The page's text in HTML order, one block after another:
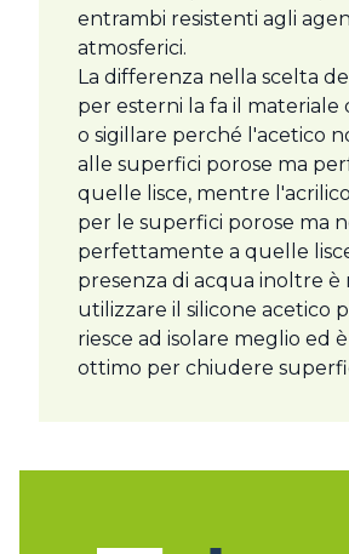
entrambi resistenti agli
atmosferici.
La differenza nella scelta
per esterni la fa il materiale
o sigillare perché l'acetico
alle superfici porose ma
quelle lisce, mentre
per le superfici porose ma
perfettamente a quelle
presenza di acqua inoltre è
utilizzare il silicone acetico
riesce ad isolare meglio ed
ottimo per chiudere